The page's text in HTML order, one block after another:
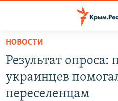
Вернуться
основному
содержанию
Вернутся
СПЕЦПРОЕКТЫ
ВОДА
НОВОСТИ
Результат опроса:
украинцев
переселенцам